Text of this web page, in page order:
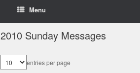
Menu
2010 Sunday Messages
entries per page